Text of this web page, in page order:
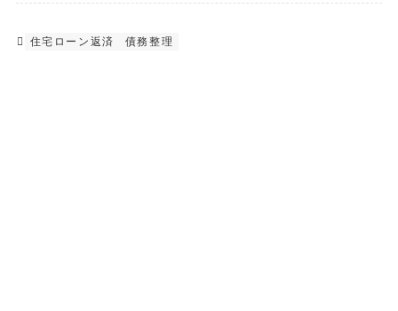
住宅ローン返済 債務整理